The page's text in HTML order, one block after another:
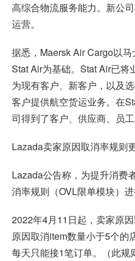
高综合物流服务能力。新公
运营。
据悉，Maersk Air Cargo以
Stat Air为基础。Stat Air已
为现有客户、新客户，以及
客户提供航空货运业务。在
司得到了客户、供应商、员
Lazada卖家原因取消率规则
Lazada公告称，为提升消费
消率规则（OVL限单模块）进
2022年4月11日起，卖家原
原因取消item数量小于5个的
每天只能接1笔订单。（此